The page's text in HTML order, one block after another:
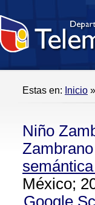
Estas en: Inicio »
Niño
México;
Google